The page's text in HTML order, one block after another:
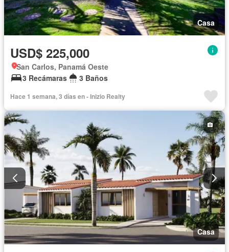
Casa
USD$ 225,000
San Carlos, Panamá Oeste
3 Recámaras
3 Baños
Hace 1 semana, 3 días en - Inizio Realty
Casa